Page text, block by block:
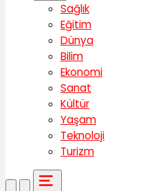
Sağlık
Eğitim
Dünya
Bilim
Ekonomi
Sanat
Kültür
Yaşam
Teknoloji
Turizm